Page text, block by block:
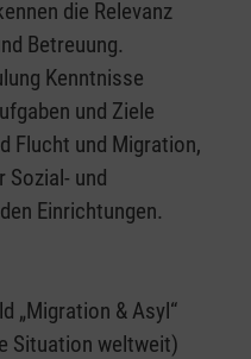
die Relevanz
Betreuung.
Kenntnisse
und Ziele
Flucht und Migration,
Sozial- und
Einrichtungen.
„Migration & Asyl“
Situation weltweit)